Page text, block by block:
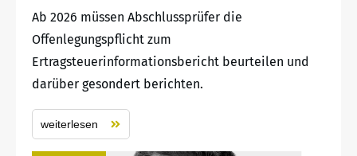
Ab 2026 müssen Abschlussprüfer die
Offenlegungspflicht zum
Ertragsteuerinformationsbericht beurteilen und
darüber gesondert berichten.
weiterlesen